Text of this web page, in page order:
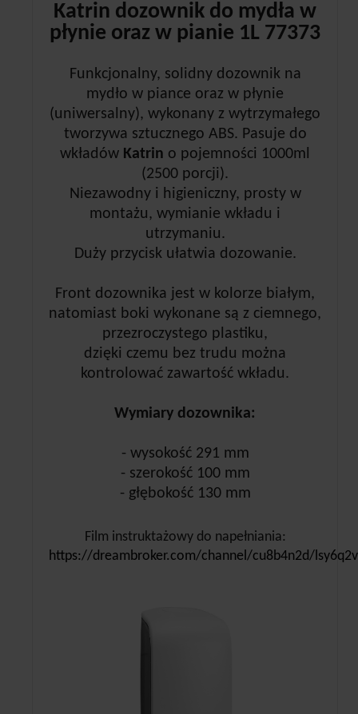
Katrin dozownik do mydła w
płynie oraz w pianie 1L 77373
Funkcjonalny, solidny dozownik na
mydło w piance oraz w płynie
(uniwersalny), wykonany z wytrzymałego
tworzywa sztucznego ABS. Pasuje do
wkładów Katrin o pojemności 1000ml
(2500 porcji).
Niezawodny i higieniczny, prosty w
montażu, wymianie wkładu i
utrzymaniu.
Duży przycisk ułatwia dozowanie.
Front dozownika jest w kolorze białym,
natomiast boki wykonane są z ciemnego,
przezroczystego plastiku,
dzięki czemu bez trudu można
kontrolować zawartość wkładu.
Wymiary dozownika:
- wysokość 291 mm
- szerokość 100 mm
- głębokość 130 mm
Film instruktażowy do napełniania:
https://dreambroker.com/channel/cu8b4n2d/